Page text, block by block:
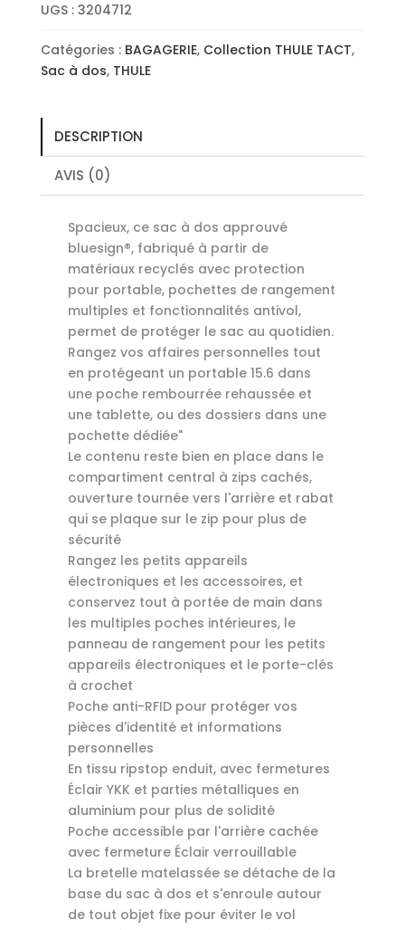
Black
UGS : 3204712
Catégories : BAGAGERIE, Collection THULE TACT,
Sac à dos, THULE
DESCRIPTION
AVIS (0)
Spacieux, ce sac à dos approuvé
bluesign®, fabriqué à partir de
matériaux recyclés avec protection
pour portable, pochettes de rangement
multiples et fonctionnalités antivol,
permet de protéger le sac au quotidien.
Rangez vos affaires personnelles tout
en protégeant un portable 15.6 dans
une poche rembourrée rehaussée et
une tablette, ou des dossiers dans une
pochette dédiée"
Le contenu reste bien en place dans le
compartiment central à zips cachés,
ouverture tournée vers l'arrière et rabat
qui se plaque sur le zip pour plus de
sécurité
Rangez les petits appareils
électroniques et les accessoires, et
conservez tout à portée de main dans
les multiples poches intérieures, le
panneau de rangement pour les petits
appareils électroniques et le porte-clés
à crochet
Poche anti-RFID pour protéger vos
pièces d'identité et informations
personnelles
En tissu ripstop enduit, avec fermetures
Éclair YKK et parties métalliques en
aluminium pour plus de solidité
Poche accessible par l'arrière cachée
avec fermeture Éclair verrouillable
La bretelle matelassée se détache de la
base du sac à dos et s'enroule autour
de tout objet fixe pour éviter le vol